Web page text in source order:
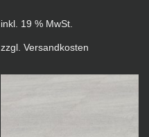
inkl. 19 % MwSt.
zzgl. Versandkosten